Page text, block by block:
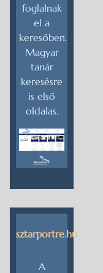
foglalnak
el a
keresőben.
Magyar
tanár
keresésre
is első
oldalas.
sztarportre.hu
A